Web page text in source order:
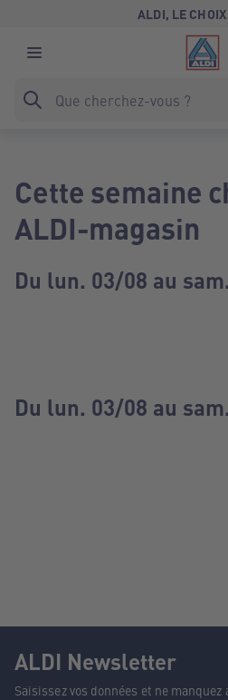
ALDI, LE
Cette semaine
ALDI-magasin
Du lun. 03/08 au
Du lun. 03/08 au
ALDI Newsletter
Saisissez vos données et ne